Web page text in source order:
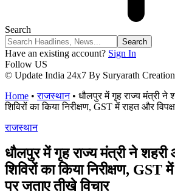
Search
Have an existing account? Sign In
Follow US
© Update India 24x7 By Suryarath
Home •राजस्थान• धौलपुर में गृह राज्य मंत्री ने
शिविरों का किया निरीक्षण, GST में राहत और
राजस्थान
धौलपुर में गृह राज्य मंत्री ने शहरी
शिविरों का किया निरीक्षण, GST
पर जताए तीखे विचार